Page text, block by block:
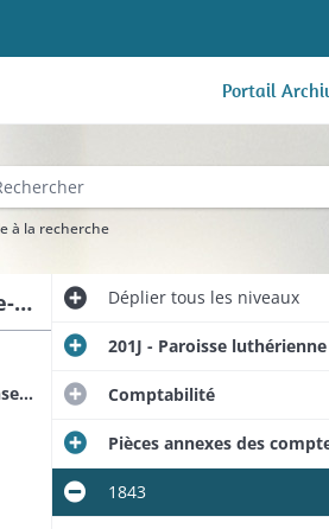
Portail
à la recherche
201J - Paroisse luthérienne de Sainte-Marie-aux-Mines Dépliertous les niveaux
201J - Paroisse
Comptabilité
Pièces annexes des
1843